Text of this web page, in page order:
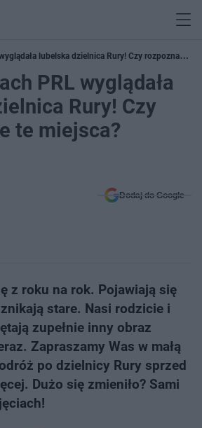
lubelska dzielnica Rury! Czy rozpoznacie te
PRL wyglądała
Rury! Czy
te miejsca?
Dodaj do Google
z roku na rok. Pojawiają się
stare. Nasi rodzicie i
zupełnie inny obraz
Zapraszamy Was w małą
po dzielnicy Rury sprzed
Dużo się zmieniło? Sami